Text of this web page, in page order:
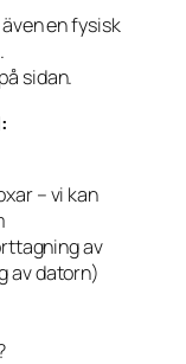
en fysisk
sidan.
– vi kan
av
av datorn)